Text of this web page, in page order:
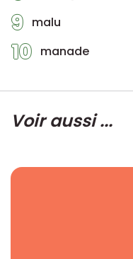
9 malu
10 manade
Voir aussi ...